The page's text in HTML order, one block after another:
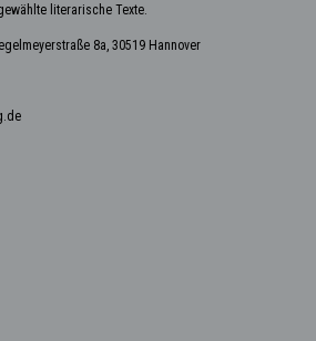
literarische Texte.
8a, 30519 Hannover